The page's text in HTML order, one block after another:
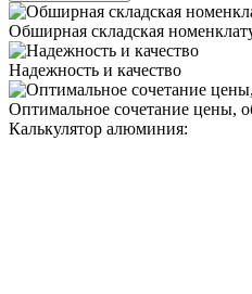
Обширная складская
Надежность и качество
Оптимальное сочетание цены,
Калькулятор алюминия: